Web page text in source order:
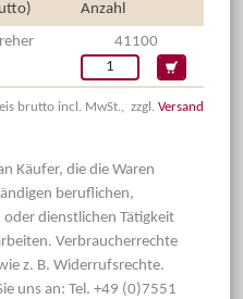
Anzahl
41100
brutto incl. MwSt., zzgl. Versand
Käufer, die die Waren
beruflichen,
dienstlichen Tätigkeit
Verbraucherrechte
z. B. Widerrufsrechte.
uns an: Tel. +49 (0)7551